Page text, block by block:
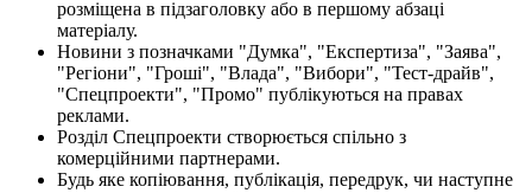
розміщена в підзаголовку або в першому абзаці
матеріалу.
Новини з позначками "Думка", "Експертиза", "Заява",
"Регіони", "Гроші", "Влада", "Вибори", "Тест-драйв",
"Спецпроекти", "Промо" публікуються на правах
реклами.
Розділ Спецпроекти створюється спільно з
комерційними партнерами.
Будь яке копіювання, публікація, передрук, чи наступне